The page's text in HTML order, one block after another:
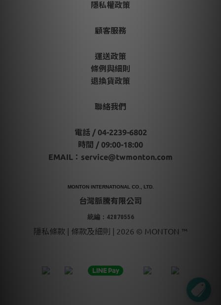
隱私權政策
顧客服務
運送政策
條例與細則
退換貨政策
聯絡我們
電話 / 04-2239-6802
時間 / 09:00-18:00
EMAIL： service@twmonton.com
MONTON INTERNATIONAL CO., LTD.
台灣脈騰有限公司
統編：42870556
隱私條款 | 條款及細則 | 2026 © MONTON ™